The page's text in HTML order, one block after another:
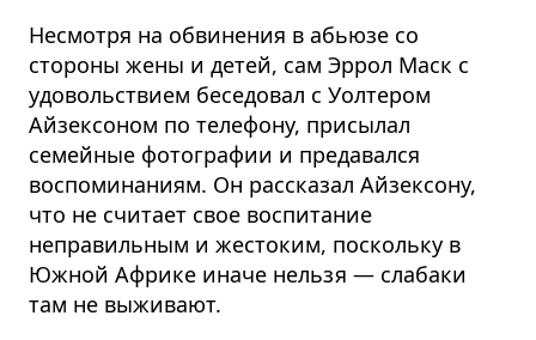
Несмотря на обвинения в абьюзе со
стороны жены и детей, сам Эррол Маск с
удовольствием беседовал с Уолтером
Айзексоном по телефону, присылал
семейные фотографии и предавался
воспоминаниям. Он рассказал Айзексону,
что не считает свое воспитание
неправильным и жестоким, поскольку в
Южной Африке иначе нельзя — слабаки
там не выживают.